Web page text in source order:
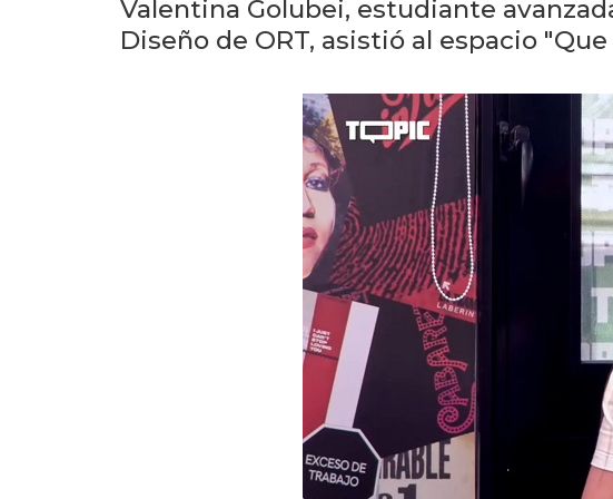
Valentina Golubei, estudiante
Diseño de ORT, asistió al espacio